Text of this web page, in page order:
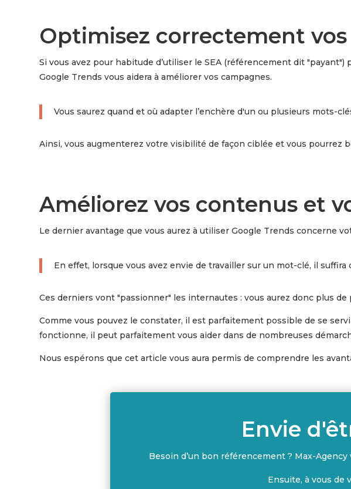
Optimisez correctement
Si vous avez pour habitude d’utiliser le SEA (référencement dit
Google Trends vous aidera à améliorer vos campagnes.
Vous saurez quand et où adapter l’enchère d'un ou plusieurs mots-
Ainsi, vous augmenterez votre visibilité de façon ciblée et vous pourrez
Améliorez vos contenus et
Le dernier avantage que vous aurez à utiliser Google Trends concerne
En effet, lorsque vous avez envie de travailler sur un mot-clé, il
Ces derniers vont "passionner" les internautes : vous aurez donc plus
Comme vous pouvez le constater, il est parfaitement possible de se
fonctionne, il peut parfaitement vous aider dans de nombreuses
Nous espérons que cet article vous aura permis de comprendre les
Envie
Besoin d’un bon référencement ? Max-
Ensuite, à vous de